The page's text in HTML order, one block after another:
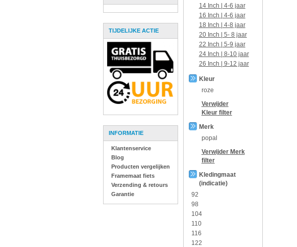
TIJDELIJKE ACTIE
INFORMATIE
Klantenservice
Blog
Producten vergelijken
Framemaat fiets
Verzending & retours
Garantie
14 Inch | 4-6 jaar
16 Inch | 4-6 jaar
18 Inch | 4-8 jaar
20 Inch | 5- 8 jaar
22 Inch | 5-9 jaar
24 Inch | 8-10 jaar
26 Inch | 9-12 jaar
Kleur
roze
Verwijder
Kleurfilter
Merk
popal
Verwijder Merk
filter
Kledingmaat
(indicatie)
92
98
104
110
116
122